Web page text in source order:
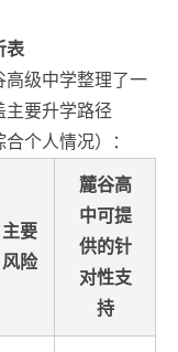
表
高级中学整理了一
主要升学路径
个人情况）：
主要
风险
麓谷高
中可提
供的针
对性支
持